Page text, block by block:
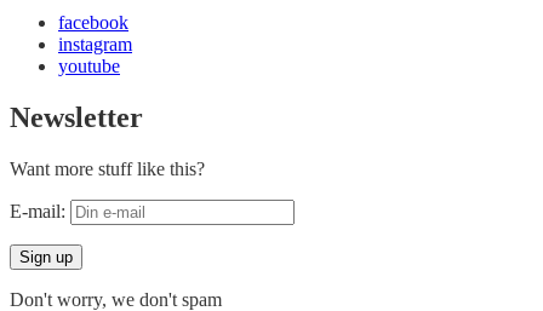
facebook
instagram
youtube
Newsletter
Want more stuff like this?
E-mail:
Don't worry, we don't spam